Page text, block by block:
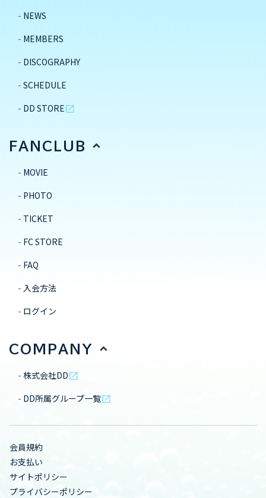
NEWS
MEMBERS
DISCOGRAPHY
SCHEDULE
DD STOREopen_in_new
FANCLUB
MOVIE
PHOTO
TICKET
FC STORE
FAQ
入会方法
ログイン
COMPANY
株式会社DDopen_in_new
DD所属グループ一覧open_in_new
会員規約
お支払い
サイトポリシー
プライバシーポリシー